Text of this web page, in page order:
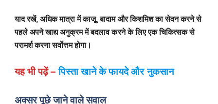
याद रखें, अधिक मात्रा में काजू, बादाम और किशमिश का सेवन करने से
पहले अपने खाद्य अनुक्रम में बदलाव करने के लिए एक चिकित्सक से
परामर्श करना सर्वोत्तम होगा।
यह भी पढ़ें – पिस्ता खाने के फायदे और नुकसान
अक्सर पूछे जाने वाले सवाल